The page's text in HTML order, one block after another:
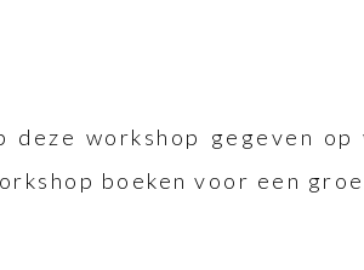
deze workshop gegeven
boeken voor een